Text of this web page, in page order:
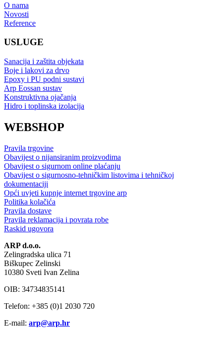
O nama
Novosti
Reference
USLUGE
Sanacija i zaštita objekata
Boje i lakovi za drvo
Epoxy i PU podni sustavi
Arp Eossan sustav
Konstruktivna ojačanja
Hidro i toplinska izolacija
WEBSHOP
Pravila trgovine
Obavijest o nijansiranim proizvodima
Obavijest o sigurnom online plaćanju
Obavijest o sigurnosno-tehničkim listovima i tehničkoj
dokumentaciji
Opći uvjeti kupnje internet trgovine arp
Politika kolačića
Pravila dostave
Pravila reklamacija i povrata robe
Raskid ugovora
ARP d.o.o.
Zelingradska ulica 71
Biškupec Zelinski
10380 Sveti Ivan Zelina
OIB: 34734835141
Telefon: +385 (0)1 2030 720
E-mail: arp@arp.hr